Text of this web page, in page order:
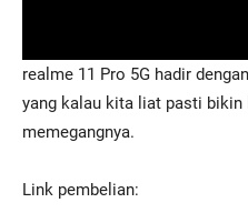
realme 11 Pro 5G hadir
yang kalau kita liat pasti bikin
memegangnya.
Link pembelian: